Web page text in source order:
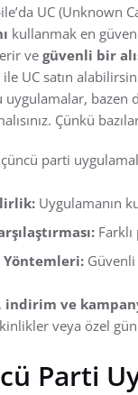
UC (Unknown
kullanmak en
ve güvenli bir
UC satın
uygulamalar, bazen
Çünkü
parti
Uygulamanın
Yöntemleri:
indirim ve
veya özel
Parti